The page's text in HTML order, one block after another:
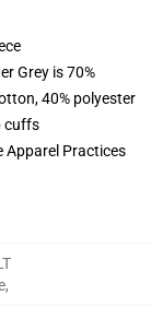
Grey is 70%
40% polyester
cuffs
Apparel Practices
,